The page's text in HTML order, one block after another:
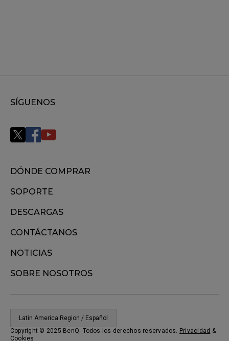
SÍGUENOS
DÓNDE COMPRAR
SOPORTE
DESCARGAS
CONTÁCTANOS
NOTICIAS
SOBRE NOSOTROS
Latin America Region / Español
Copyright © 2025 BenQ. Todos los derechos reservados. Privacidad &
Cookies